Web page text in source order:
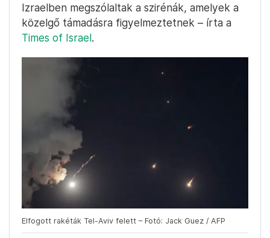
Izraelben megszólaltak a szirénák, amelyek a
közelgő támadásra figyelmeztetnek – írta a
Times of Israel.
Elfogott rakéták Tel-Aviv felett – Fotó: Jack Guez / AFP